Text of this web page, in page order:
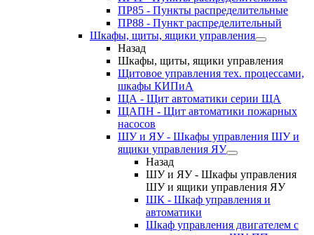
ПР85 - Пункты распределительные
ПР88 - Пункт распределительный
Шкафы, щиты, ящики управления
Назад
Шкафы, щиты, ящики управления
Щитовое управления тех. процессами,
шкафы КИПиА
ЩА - Щит автоматики серии ЩА
ЩАПН - Щит автоматики пожарных
насосов
ШУ и ЯУ - Шкафы управления ШУ и
ящики управления ЯУ
Назад
ШУ и ЯУ - Шкафы управления
ШУ и ящики управления ЯУ
ШК - Шкаф управления и
автоматики
Шкаф управления двигателем с